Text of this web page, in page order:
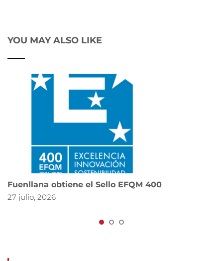
YOU MAY ALSO LIKE
Fuenllana obtiene el Sello EFQM 400
27 julio, 2026